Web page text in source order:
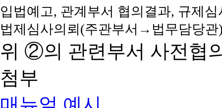
입법예고, 관계부서 협의결과, 규제
법제심사의뢰(주관부서→법무담당
위 ②의 관련부서 사전협
첨부